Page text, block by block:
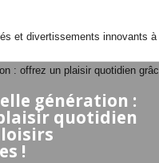
et divertissements innovants
génération :
quotidien
!